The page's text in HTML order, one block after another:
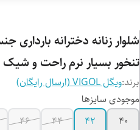
شلوار زنانه دخترانه
تنخور بسیار نرم راحت و شیک
برند:ویگل VIGOL (ارسال رایگان)
موجودی سایزها
40
42
44
46